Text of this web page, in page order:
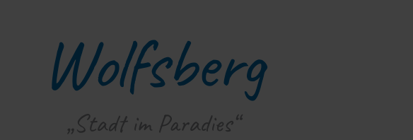
Wolfsberg
„Stadt im Paradies“